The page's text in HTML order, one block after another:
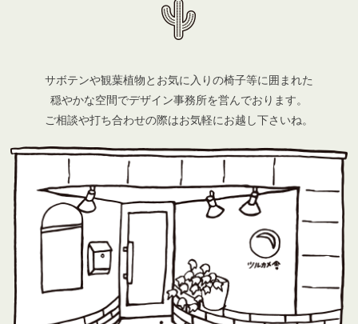
サボテンや観葉植物とお気に入りの椅子等に囲まれた
穏やかな空間でデザイン事務所を営んでおります。
ご相談や打ち合わせの際はお気軽にお越し下さいね。